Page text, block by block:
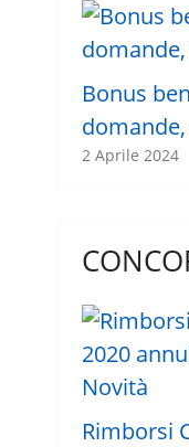
Bonus
2 Aprile 2024
Rimborsi